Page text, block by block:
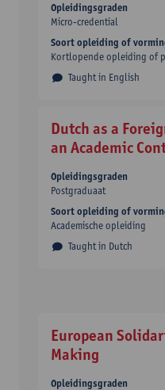
Taught in English
Opleidingsgraden
Micro-credential
Soort opleiding of
Kortlopende opleiding of
Dutch as a
an Academic
Taught in Dutch
Opleidingsgraden
Postgraduaat
Soort opleiding of
Academische opleiding
European
Making
Opleidingsgraden